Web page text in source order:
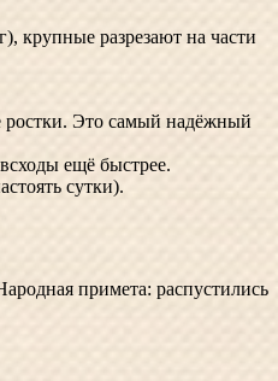
крупные разрезают на части
ростки. Это самый надёжный
ещё быстрее.
сутки).
примета: распустились